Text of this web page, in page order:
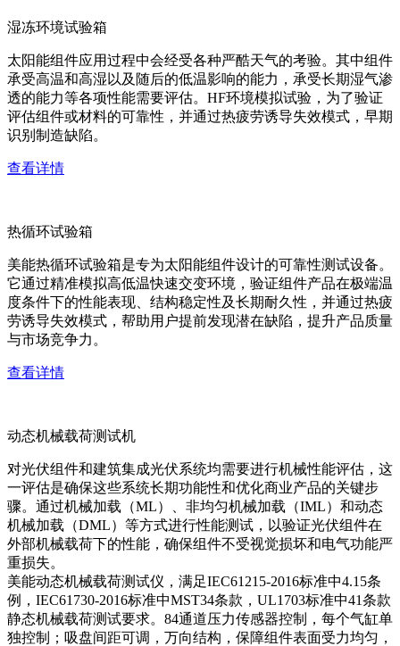
湿冻环境试验箱
太阳能组件应用过程中会经受各种严酷天气的考验。其中组件
承受高温和高湿以及随后的低温影响的能力，承受长期湿气渗
透的能力等各项性能需要评估。HF环境模拟试验，为了验证
评估组件或材料的可靠性，并通过热疲劳诱导失效模式，早期
识别制造缺陷。
查看详情
热循环试验箱
美能热循环试验箱是专为太阳能组件设计的可靠性测试设备。
它通过精准模拟高低温快速交变环境，验证组件产品在极端温
度条件下的性能表现、结构稳定性及长期耐久性，并通过热疲
劳诱导失效模式，帮助用户提前发现潜在缺陷，提升产品质量
与市场竞争力。
查看详情
动态机械载荷测试机
对光伏组件和建筑集成光伏系统均需要进行机械性能评估，这
一评估是确保这些系统长期功能性和优化商业产品的关键步
骤。通过机械加载（ML）、非均匀机械加载（IML）和动态
机械加载（DML）等方式进行性能测试，以验证光伏组件在
外部机械载荷下的性能，确保组件不受视觉损坏和电气功能严
重损失。
美能动态机械载荷测试仪，满足IEC61215-2016标准中4.15条
例，IEC61730-2016标准中MST34条款，UL1703标准中41条款
静态机械载荷测试要求。84通道压力传感器控制，每个气缸单
独控制；吸盘间距可调，万向结构，保障组件表面受力均匀，